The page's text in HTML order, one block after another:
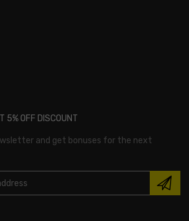
5% OFF DISCOUNT
and get bonuses for the next